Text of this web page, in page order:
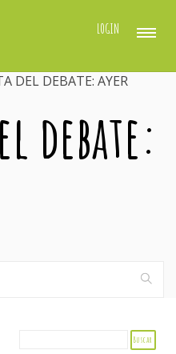
LOGIN
DEL DEBATE: AYER
debate: